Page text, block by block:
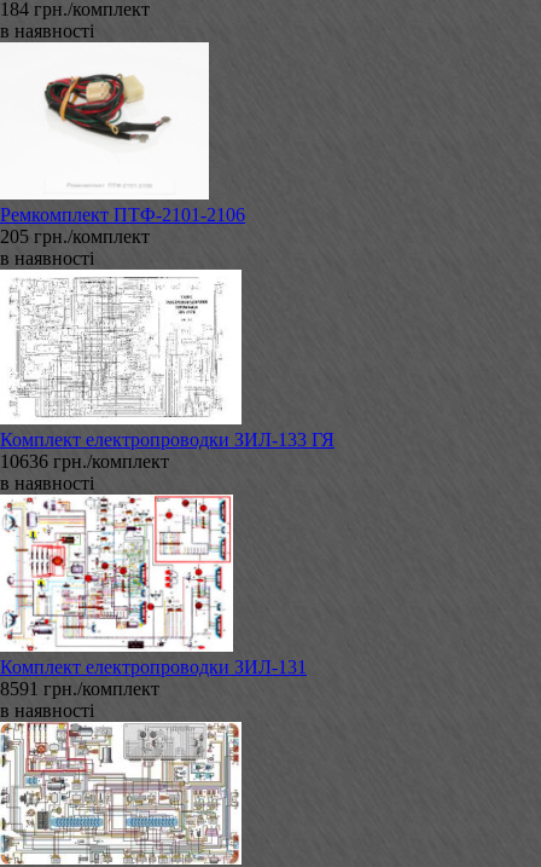
184 грн./комплект
в наявності
Ремкомплект ПТФ-2101-2106
205 грн./комплект
в наявності
Комплект електропроводки ЗИЛ-133 ГЯ
10636 грн./комплект
в наявності
Комплект електропроводки ЗИЛ-131
8591 грн./комплект
в наявності